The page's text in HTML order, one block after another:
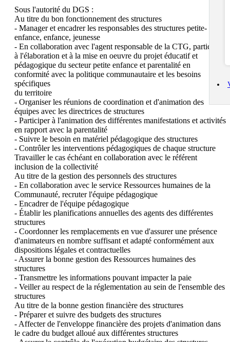
Sous l'autorité du DGS :
Au titre du bon fonctionnement des structures
- Manager et encadrer les responsables des structures petite-
enfance, enfance, jeunesse
- En collaboration avec l'agent responsable de la CTG, participer
à l'élaboration et à la mise en oeuvre du projet éducatif et
pédagogique du secteur petite enfance et parentalité en
conformité avec la politique communautaire et les besoins
spécifiques
du territoire
- Organiser les réunions de coordination et d'animation des
équipes avec les directrices de structures
- Participer à l'animation des différentes manifestations et activités
en rapport avec la parentalité
- Suivre le besoin en matériel pédagogique des structures
- Contrôler les interventions pédagogiques de chaque structure
Travailler le cas échéant en collaboration avec le référent
inclusion de la collectivité
Au titre de la gestion des personnels des structures
- En collaboration avec le service Ressources humaines de la
Communauté, recruter l'équipe pédagogique
- Encadrer de l'équipe pédagogique
- Établir les planifications annuelles des agents des différentes
structures
- Coordonner les remplacements en vue d'assurer une présence
d'animateurs en nombre suffisant et adapté conformément aux
dispositions légales et contractuelles
- Assurer la bonne gestion des Ressources humaines des
structures
- Transmettre les informations pouvant impacter la paie
- Veiller au respect de la réglementation au sein de l'ensemble des
structures
Au titre de la bonne gestion financière des structures
- Préparer et suivre des budgets des structures
- Affecter de l'enveloppe financière des projets d'animation dans
le cadre du budget alloué aux différentes structures